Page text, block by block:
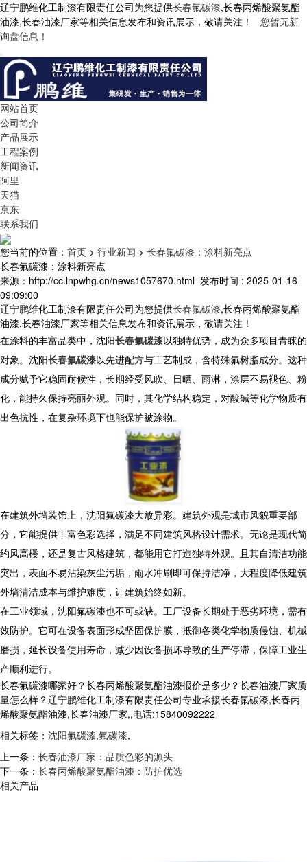
辽宁鹏维化工制漆有限责任公司为您提供长春氟碳漆,长春丙烯酸聚氨酯
油漆,长春油漆厂家等相关信息发布和资讯展示，敬请关注！ 您暂无新
询盘信息！
网站首页
公司简介
产品展示
工程案例
新闻资讯
阿里
天猫
京东
联系我们
您当前的位置： 首页 > 行业新闻 > 长春氟碳漆：涂料新亮点
长春氟碳漆：涂料新亮点
来源：http://cc.lnpwhg.cn/news1057670.html 发布时间 : 2025-01-16
09:09:00
辽宁鹏维化工制漆有限责任公司为您提供长春氟碳漆,长春丙烯酸聚氨酯
油漆,长春油漆厂家等相关信息发布和资讯展示，敬请关注！
在涂料的丰富品类中，沈阳长春氟碳漆以独特优势，成为众多项目青睐的
对象。沈阳长春氟碳漆以先进配方与工艺制成，含特殊氟树脂成分。这种
成分赋予它稳固耐候性，长期经受风吹、日晒、雨淋，涂层不易褪色、粉
化，能持久保持亮丽外观。同时，其化学结构稳定，对酸碱等化学物质有
出色抗性，在复杂环境下也能保护被涂物。
在建筑外墙装饰上，沈阳氟碳漆大放异彩。建筑外观是城市风貌重要部
分，它能提供丰富色彩选择，满足不同建筑风格设计需求。无论是现代简
约风高楼，还是复古风格建筑，都能用它打造独特外观。且其自清洁功能
突出，表面不易沾染灰尘污垢，雨水冲刷即可保持洁净，大程度降低建筑
外墙清洁成本与维护难度，让建筑始终如新。
在工业领域，沈阳氟碳漆也不可或缺。工厂设备长期处于恶劣环境，需有
效防护。它可在设备表面形成坚固保护膜，抵御各类化学物质侵蚀、机械
磨损，延长设备使用寿命，减少因设备损坏导致的生产停滞，保障工业生
产顺利进行。
长春氟碳漆哪家好？长春丙烯酸聚氨酯油漆报价是多少？长春油漆厂家质
量怎么样？辽宁鹏维化工制漆有限责任公司专业承接长春氟碳漆,长春丙
烯酸聚氨酯油漆,长春油漆厂家,,电话:15840092222
相关标签： 沈阳氟碳漆,氟碳漆,
上一条： 长春油漆厂家：品质色彩的源头
下一条： 长春丙烯酸聚氨酯油漆：防护优选
相关产品